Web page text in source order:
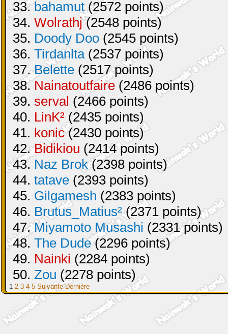
33.bahamut(2572 points)
34. Wolrathj(2548 points)
35. Doody Doo (2545 points)
36. Tirdanlta(2537 points)
37.Belette (2517 points)
38. Nainatoutfaire (2486 points)
39. serval (2466 points)
40. LinK² (2435 points)
41. konic(2430 points)
42.Bidikiou (2414 points)
43. Naz Brok(2398 points)
44. tatave (2393 points)
45. Gilgamesh (2383 points)
46. Brutus_Matius²(2371 points)
47.Miyamoto Musashi (2331 points)
48. The Dude(2296 points)
49. Nainki (2284 points)
50. Zou (2278 points)
1 2 3 4 5 Suivante Dernière